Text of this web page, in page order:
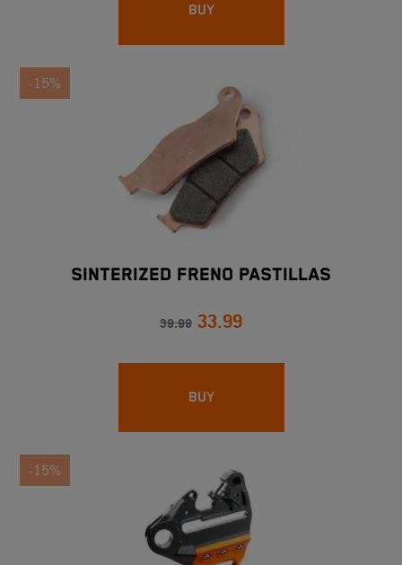
BUY
-15%
SINTERIZED FRENO PASTILLAS
39.99 33.99
BUY
-15%